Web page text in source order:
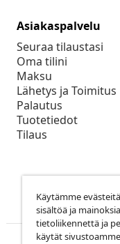
Asiakaspalvelu
Seuraa tilaustasi
Oma tilini
Maksu
Lähetys ja Toimitus
Palautus
Tuotetiedot
Tilaus
Käytämme
sisältöä ja
tietoliikennettä ja
käytät